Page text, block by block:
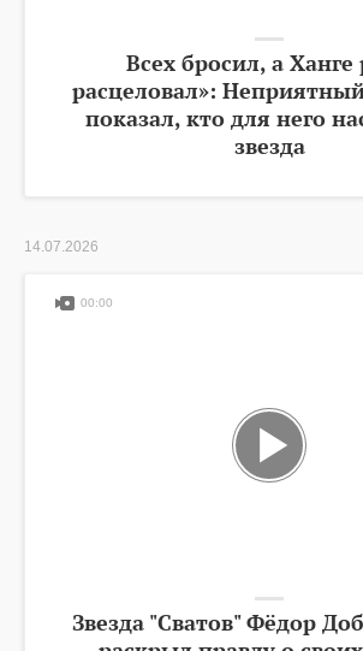
Всех бросил, а Ханге
расцеловал»:
показал, кто для него
звезда
14.07.2026
Звезда "Сватов" Фёдор
00:00